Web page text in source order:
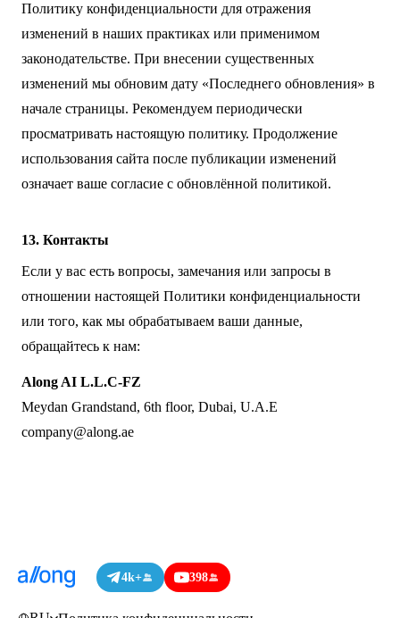
Политику конфиденциальности для отражения
изменений в наших практиках или применимом
законодательстве. При внесении существенных
изменений мы обновим дату «Последнего обновления» в
начале страницы. Рекомендуем периодически
просматривать настоящую политику. Продолжение
использования сайта после публикации изменений
означает ваше согласие с обновлённой политикой.
13. Контакты
Если у вас есть вопросы, замечания или запросы в
отношении настоящей Политики конфиденциальности
или того, как мы обрабатываем ваши данные,
обращайтесь к нам:
Along AI L.L.C-FZ
Meydan Grandstand, 6th floor, Dubai, U.A.E
company@along.ae
4k+ 398